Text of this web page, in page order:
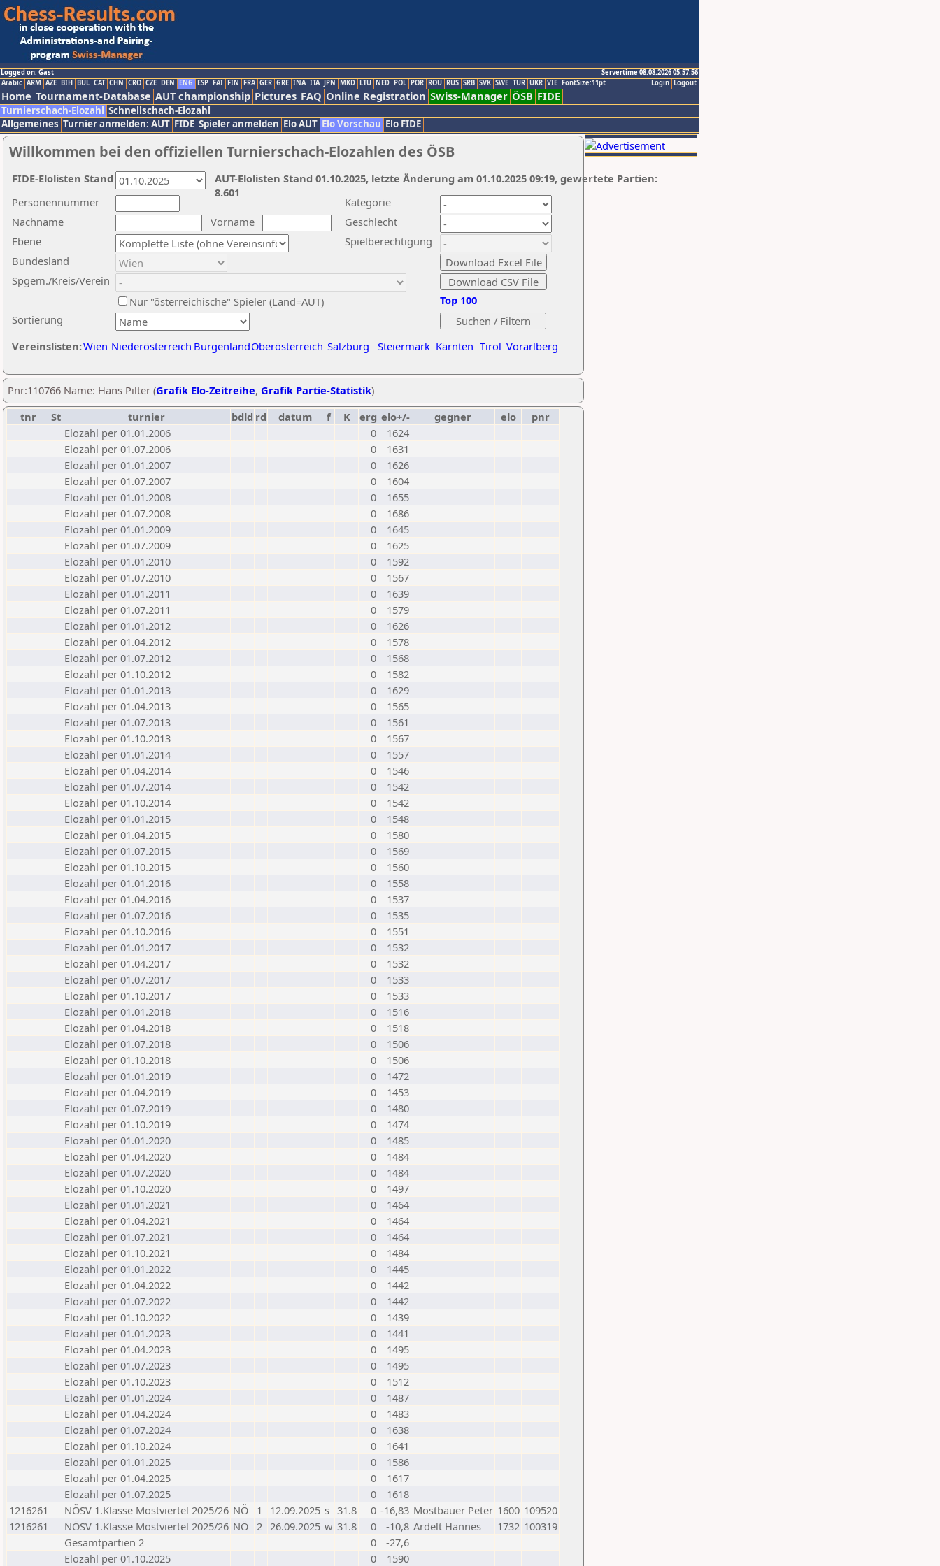
Logged on: Gast
Servertime 08.08.2026 05:57:56
Logout
Login
Arabic ARM AZE BIH BUL CAT CHN CRO CZE DEN ENG ESP FAI FIN FRA GER GRE INA ITA JPN MKD LTU NED POL POR ROU RUS SRB SVK SWE TUR UKR VIE FontSize:11pt
Home Tournament-Database AUT championship Pictures FAQ Online Registration Swiss-Manager ÖSB FIDE
Turnierschach-Elozahl Schnellschach-Elozahl
Allgemeines Turnier anmelden: AUT FIDE Spieler anmelden Elo AUT Elo Vorschau Elo FIDE
Willkommen bei den offiziellen Turnierschach-Elozahlen des ÖSB
Nachname
Vorname
Ebene
Kategorie
Sortierung
Personennummer
Bundesland
Spgem./Kreis/Verein
Geschlecht
Nur "österreichische" Spieler (Land=AUT)
Spielberechtigung
Vereinslisten:Wien Niederösterreich BurgenlandOberösterreich Salzburg Steiermark Kärnten Tirol Vorarlberg
Top 100
AUT-Elolisten Stand 01.10.2025, letzte Änderung am 01.10.2025 09:19, gewertete Partien:
8.601
FIDE-Elolisten Stand
Pnr:110766 Name: Hans Pilter (Grafik Elo-Zeitreihe, Grafik Partie-Statistik)
tnr
St turnier bdld rd datum f K erg elo+/- gegner elo
pnr
Elozahl per 01.01.2006
0
1624
Elozahl per 01.07.2006
0
1631
Elozahl per 01.01.2007
0
1626
Elozahl per 01.07.2007
0
1604
Elozahl per 01.01.2008
0
1655
Elozahl per 01.07.2008
0
1686
Elozahl per 01.01.2009
0
1645
Elozahl per 01.07.2009
0
1625
Elozahl per 01.01.2010
0
1592
Elozahl per 01.07.2010
0
1567
Elozahl per 01.01.2011
0
1639
Elozahl per 01.07.2011
0
1579
Elozahl per 01.01.2012
0
1626
Elozahl per 01.04.2012
0
1578
Elozahl per 01.07.2012
0
1568
Elozahl per 01.10.2012
0
1582
Elozahl per 01.01.2013
0
1629
Elozahl per 01.04.2013
0
1565
Elozahl per 01.07.2013
0
1561
Elozahl per 01.10.2013
0
1567
Elozahl per 01.01.2014
0
1557
Elozahl per 01.04.2014
0
1546
Elozahl per 01.07.2014
0
1542
Elozahl per 01.10.2014
0
1542
Elozahl per 01.01.2015
0
1548
Elozahl per 01.04.2015
0
1580
Elozahl per 01.07.2015
0
1569
Elozahl per 01.10.2015
0
1560
Elozahl per 01.01.2016
0
1558
Elozahl per 01.04.2016
0
1537
Elozahl per 01.07.2016
0
1535
Elozahl per 01.10.2016
0
1551
Elozahl per 01.01.2017
0
1532
Elozahl per 01.04.2017
0
1532
Elozahl per 01.07.2017
0
1533
Elozahl per 01.10.2017
0
1533
Elozahl per 01.01.2018
0
1516
Elozahl per 01.04.2018
0
1518
Elozahl per 01.07.2018
0
1506
Elozahl per 01.10.2018
0
1506
Elozahl per 01.01.2019
0
1472
Elozahl per 01.04.2019
0
1453
Elozahl per 01.07.2019
0
1480
Elozahl per 01.10.2019
0
1474
Elozahl per 01.01.2020
0
1485
Elozahl per 01.04.2020
0
1484
Elozahl per 01.07.2020
0
1484
Elozahl per 01.10.2020
0
1497
Elozahl per 01.01.2021
0
1464
Elozahl per 01.04.2021
0
1464
Elozahl per 01.07.2021
0
1464
Elozahl per 01.10.2021
0
1484
Elozahl per 01.01.2022
0
1445
Elozahl per 01.04.2022
0
1442
Elozahl per 01.07.2022
0
1442
Elozahl per 01.10.2022
0
1439
Elozahl per 01.01.2023
0
1441
Elozahl per 01.04.2023
0
1495
Elozahl per 01.07.2023
0
1495
Elozahl per 01.10.2023
0
1512
Elozahl per 01.01.2024
0
1487
Elozahl per 01.04.2024
0
1483
Elozahl per 01.07.2024
0
1638
Elozahl per 01.10.2024
0
1641
Elozahl per 01.01.2025
0
1586
Elozahl per 01.04.2025
0
1617
Elozahl per 01.07.2025
0
1618
1216261
NÖSV 1.Klasse Mostviertel 2025/26 NÖ 1 12.09.2025 s 31.8 0 -16,83 Mostbauer Peter 1600 109520
1216261
NÖSV 1.Klasse Mostviertel 2025/26 NÖ 2 26.09.2025 w 31.8 0 -10,8 Ardelt Hannes 1732 100319
Gesamtpartien 2
0
-27,6
Elozahl per 01.10.2025
0 1590